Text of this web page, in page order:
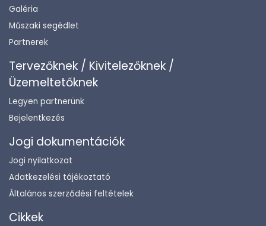
Galéria
Műszaki segédlet
Partnerek
Tervezőknek / Kivitelezőknek /
Üzemeltetőknek
Legyen partnerünk
Bejelentkezés
Jogi dokumentációk
Jogi nyilatkozat
Adatkezelési tájékoztató
Általános szerződési feltételek
Cikkek